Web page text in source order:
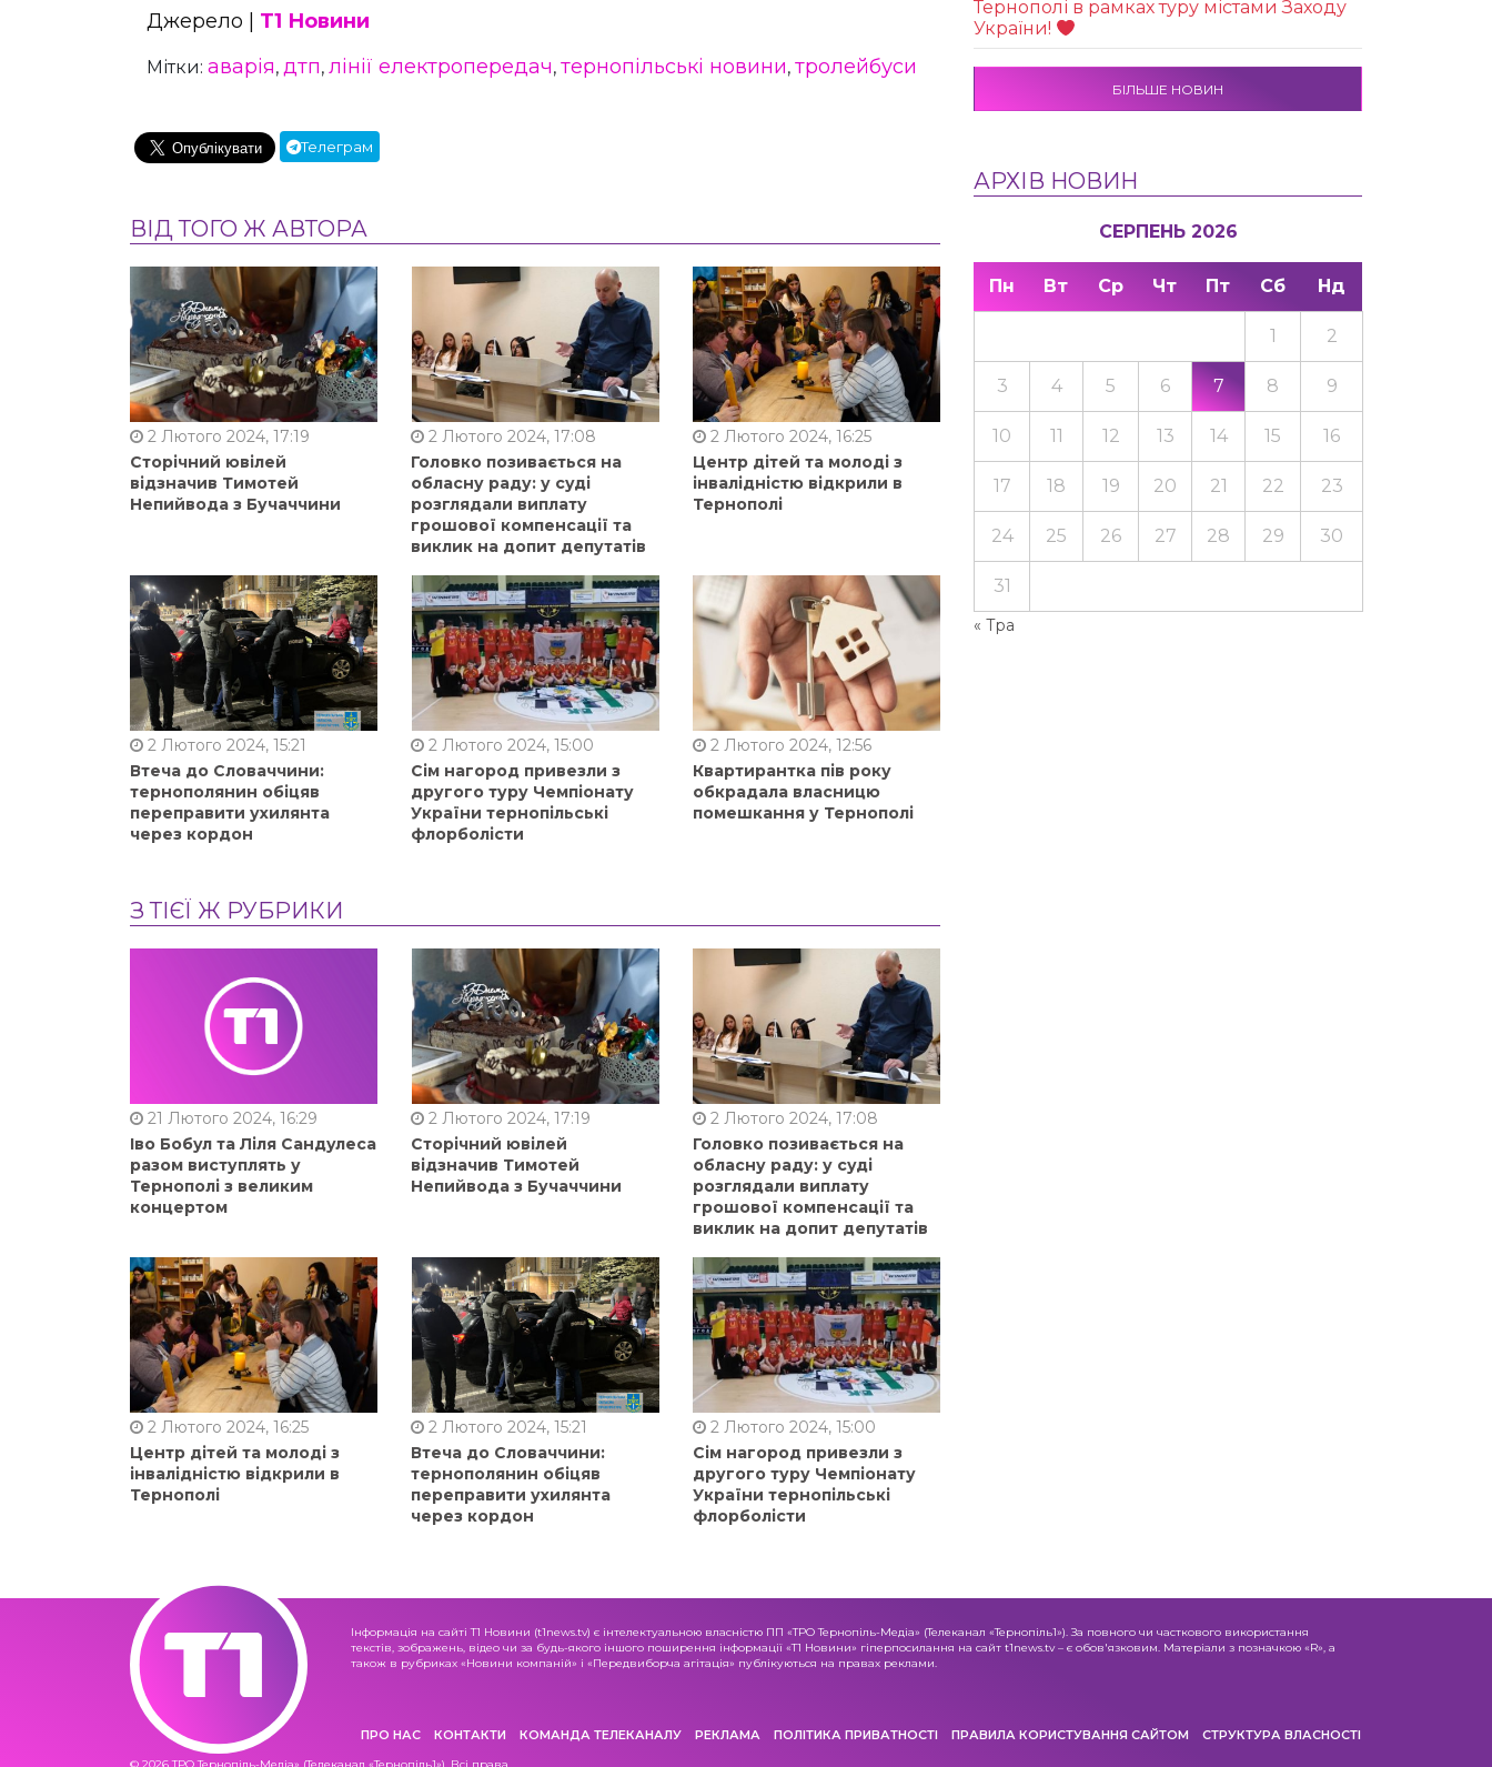
Джерело | Т1 Новини
Мітки: аварія, дтп, лінії електропередач, тернопільські новини, тролейбуси
Телеграм
ВІД ТОГО Ж АВТОРА
2 Лютого 2024, 17:19
Сторічний ювілей
відзначив Тимотей
Непийвода з Бучаччини
2 Лютого 2024, 17:08
Головко позивається на
обласну раду: у суді
розглядали виплату
грошової компенсації та
виклик на допит депутатів
2 Лютого 2024, 16:25
Центр дітей та молоді з
інвалідністю відкрили в
Тернополі
2 Лютого 2024, 15:21
Втеча до Словаччини:
тернополянин обіцяв
переправити ухилянта
через кордон
2 Лютого 2024, 15:00
Сім нагород привезли з
другого туру Чемпіонату
України тернопільські
флорболісти
2 Лютого 2024, 12:56
Квартирантка пів року
обкрадала власницю
помешкання у Тернополі
З ТІЄЇ Ж РУБРИКИ
21 Лютого 2024, 16:29
Іво Бобул та Ліля Сандулеса
разом виступлять у
Тернополі з великим
концертом
2 Лютого 2024, 17:19
Сторічний ювілей
відзначив Тимотей
Непийвода з Бучаччини
2 Лютого 2024, 17:08
Головко позивається на
обласну раду: у суді
розглядали виплату
грошової компенсації та
виклик на допит депутатів
2 Лютого 2024, 16:25
Центр дітей та молоді з
інвалідністю відкрили в
Тернополі
2 Лютого 2024, 15:21
Втеча до Словаччини:
тернополянин обіцяв
переправити ухилянта
через кордон
2 Лютого 2024, 15:00
Сім нагород привезли з
другого туру Чемпіонату
України тернопільські
флорболісти
Тернополі в рамках туру містами Заходу
України!
БІЛЬШЕ НОВИН
АРХІВ НОВИН
СЕРПЕНЬ 2026
Пн Вт Ср Чт Пт Сб Нд
« Тра
1 2
3 4 5 6 7 8 9
10 11 12 13 14 15 16
17 18 19 20 21 22 23
24 25 26 27 28 29 30
31
Інформація на сайті Т1 Новини (t1news.tv) є інтелектуальною власністю ПП «ТРО Тернопіль-Медіа» (Телеканал «Тернопіль1»). За повного чи часткового використання
текстів, зображень, відео чи за будь-якого іншого поширення інформації «Т1 Новини» гіперпосилання на сайт t1news.tv – є обов'язковим. Матеріали з позначкою «R», а
також в рубриках «Новини компаній» і «Передвиборча агітація» публікуються на правах реклами.
ПРО НАС КОНТАКТИ КОМАНДА ТЕЛЕКАНАЛУ РЕКЛАМА ПОЛІТИКА ПРИВАТНОСТІ ПРАВИЛА КОРИСТУВАННЯ САЙТОМ СТРУКТУРА ВЛАСНОСТІ
© 2026 ТРО Тернопіль-Медіа» (Телеканал «Тернопіль1»). Всі права